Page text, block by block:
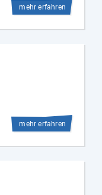
mehr erfahren
mehr erfahren